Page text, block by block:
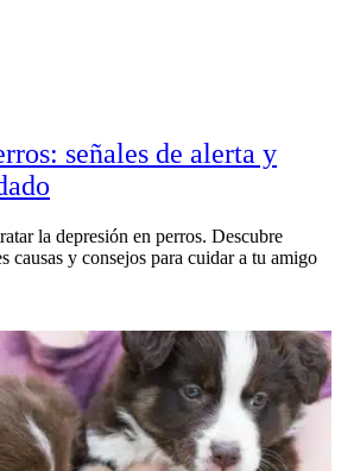
señales de alerta y
la depresión en perros. Descubre
causas y consejos para cuidar a tu amigo